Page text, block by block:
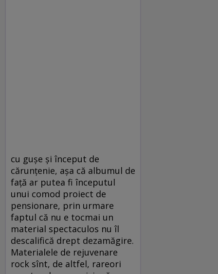
cu guşe şi început de
cărunţenie, aşa că albumul de
faţă ar putea fi începutul
unui comod proiect de
pensionare, prin urmare
faptul că nu e tocmai un
material spectaculos nu îl
descalifică drept dezamăgire.
Materialele de rejuvenare
rock sînt, de altfel, rareori